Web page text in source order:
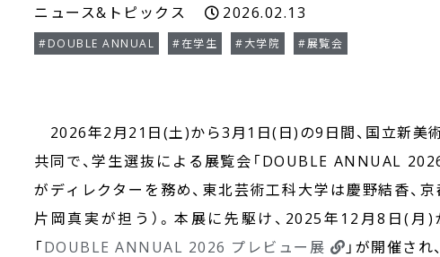
ニュース&トピックス 2026.02.13
#DOUBLE ANNUAL #在学生 #大学院 #展覧会
2026年2月21日(土)から3月1日(日)の9日間、国立新美
共同で、学生選抜による展覧会「DOUBLE ANNUAL
がディレクターを務め、東北芸術工科大学は慶野結香、
片岡真実が担う）。本展に先駆け、2025年12月8日(
「DOUBLE ANNUAL 2026 プレビュー展
」が開催さ